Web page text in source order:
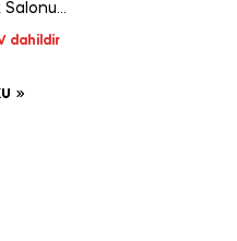
Salonu
dahildir